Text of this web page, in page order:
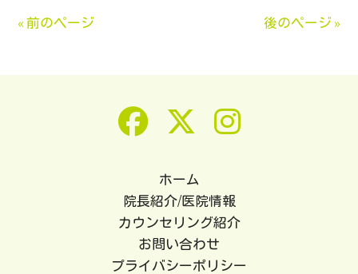
« 前のページ 後のページ »
ホーム
院長紹介/医院情報
カウンセリング紹介
お問い合わせ
プライバシーポリシー